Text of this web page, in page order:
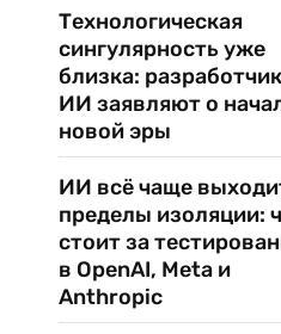
Технологическая
сингулярность уже
близка:
ИИ заявляют о
новой эры
ИИ всё чаще
пределы изоляции:
стоит за
в OpenAI, Meta и
Anthropic